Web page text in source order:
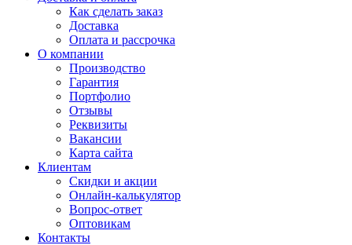
Как сделать заказ
Доставка
Оплата и рассрочка
О компании
Производство
Гарантия
Портфолио
Отзывы
Реквизиты
Вакансии
Карта сайта
Клиентам
Скидки и акции
Онлайн-калькулятор
Вопрос-ответ
Оптовикам
Контакты